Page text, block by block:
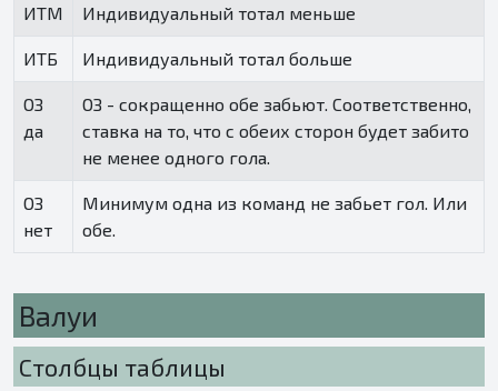
ИТМ Индивидуальный тотал меньше
ИТБ Индивидуальный тотал больше
ОЗ
да
ОЗ - сокращенно обе забьют. Соответственно,
ставка на то, что с обеих сторон будет забито
не менее одного гола.
ОЗ
нет
Минимум одна из команд не забьет гол. Или
обе.
Валуи
Столбцы таблицы